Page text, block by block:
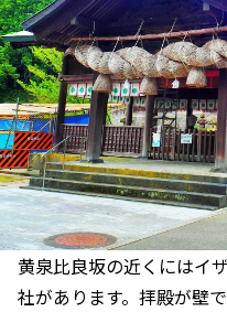
黄泉比良坂の近くにはイ
社があります。拝殿が壁